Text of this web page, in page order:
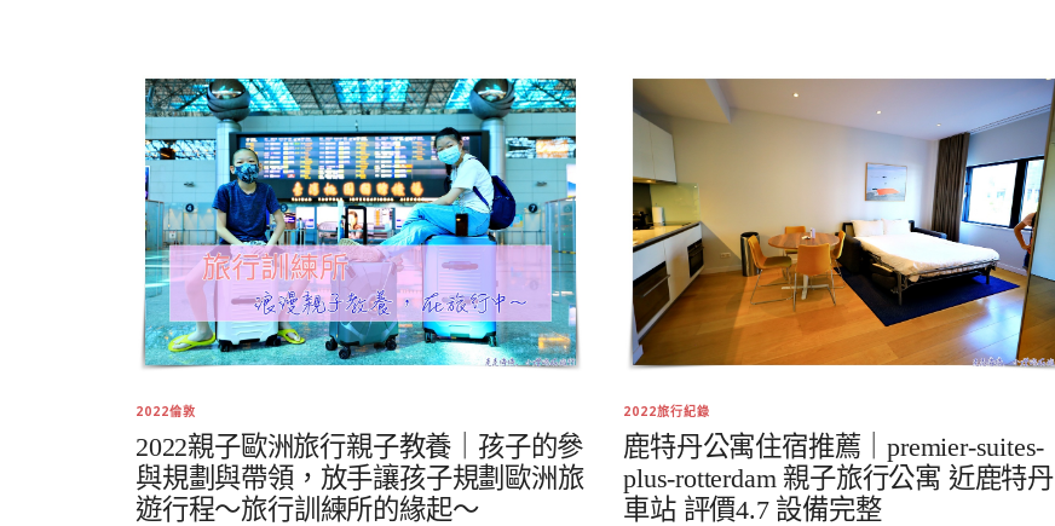
2022倫敦
2022親子歐洲旅行親子教養｜孩子的參
與規劃與帶領，放手讓孩子規劃歐洲旅
遊行程～旅行訓練所的緣起～
2022旅行紀錄
鹿特丹公寓住宿推薦｜premier-suites-
plus-rotterdam 親子旅行公寓 近鹿特丹
車站 評價4.7 設備完整